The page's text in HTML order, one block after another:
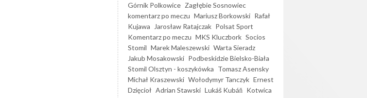
Górnik Polkowice Zagłębie Sosnowiec
komentarz po meczu Mariusz Borkowski Rafał
Kujawa
Jarosław Ratajczak Polsat Sport
Komentarz po meczu MKS Kluczbork Socios
Stomil Marek Maleszewski Warta Sieradz
Jakub Mosakowski Podbeskidzie Bielsko-Biała
Stomil Olsztyn - koszykówka Tomasz Asensky
Michał Kraszewski Wołodymyr Tanczyk Ernest
Dzięcioł Adrian Stawski Lukáš Kubáň Kotwica